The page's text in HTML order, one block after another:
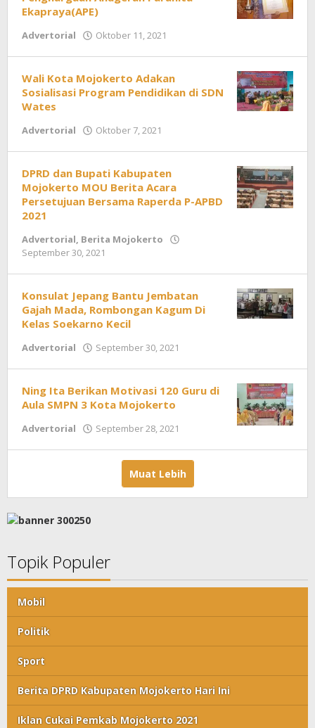
Ekapraya(APE)
Advertorial Oktober 11, 2021
Wali Kota Mojokerto Adakan
Sosialisasi Program Pendidikan di SDN
Wates
Advertorial Oktober 7, 2021
DPRD dan Bupati Kabupaten
Mojokerto MOU Berita Acara
Persetujuan Bersama Raperda P-APBD
2021
Advertorial, Berita Mojokerto
September 30, 2021
Konsulat Jepang Bantu Jembatan
Gajah Mada, Rombongan Kagum Di
Kelas Soekarno Kecil
Advertorial September 30, 2021
Ning Ita Berikan Motivasi 120 Guru di
Aula SMPN 3 Kota Mojokerto
Advertorial September 28, 2021
Muat Lebih
Topik Populer
Mobil
Politik
Sport
Berita DPRD Kabupaten Mojokerto Hari Ini
Iklan Cukai Pemkab Mojokerto 2021